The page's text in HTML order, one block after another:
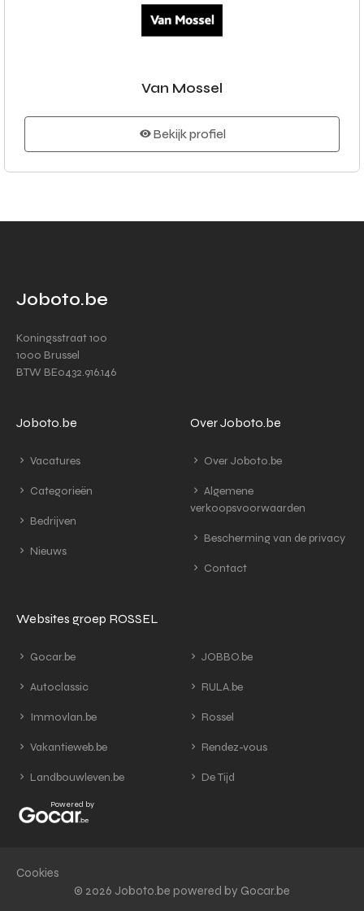
Van Mossel
Bekijk profiel
Joboto.be
Koningsstraat 100
1000 Brussel
BTW BE0432.916.146
Joboto.be
Vacatures
Categorieën
Bedrijven
Nieuws
Over Joboto.be
Over Joboto.be
Algemene
verkoopsvoorwaarden
Bescherming van de privacy
Contact
Websites groep ROSSEL
Gocar.be
Autoclassic
Immovlan.be
Vakantieweb.be
Landbouwleven.be
JOBBO.be
RULA.be
Rossel
Rendez-vous
De Tijd
Powered by
Cookies
© 2026 Joboto.be powered by Gocar.be